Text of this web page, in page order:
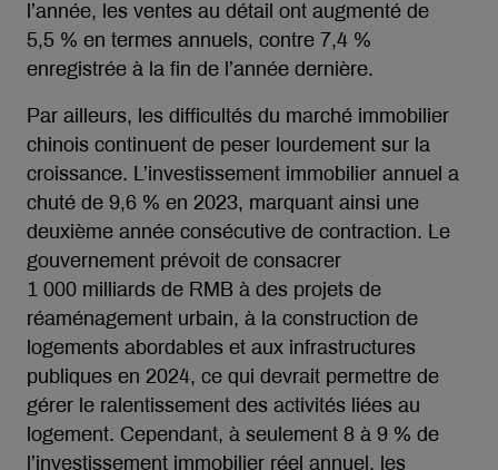
l’année, les ventes au détail ont augmenté de
5,5 % en termes annuels, contre 7,4 %
enregistrée à la fin de l’année dernière.
Par ailleurs, les difficultés du marché immobilier
chinois continuent de peser lourdement sur la
croissance. L’investissement immobilier annuel a
chuté de 9,6 % en 2023, marquant ainsi une
deuxième année consécutive de contraction. Le
gouvernement prévoit de consacrer
1 000 milliards de RMB à des projets de
réaménagement urbain, à la construction de
logements abordables et aux infrastructures
publiques en 2024, ce qui devrait permettre de
gérer le ralentissement des activités liées au
logement. Cependant, à seulement 8 à 9 % de
l’investissement immobilier réel annuel, les